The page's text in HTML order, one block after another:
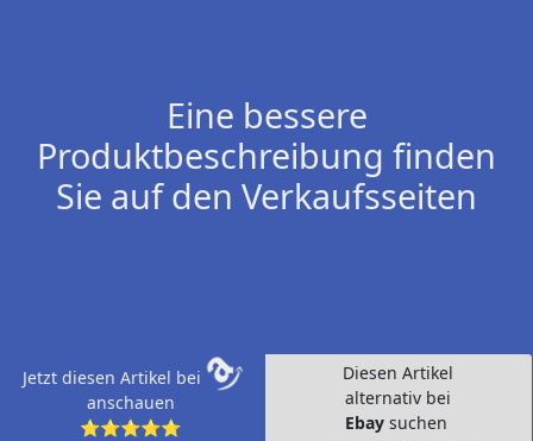
Eine bessere
Produktbeschreibung finden
Sie auf den Verkaufsseiten
Jetzt diesen Artikel bei
anschauen
⭐⭐⭐⭐⭐
Diesen Artikel
alternativ bei
Ebay suchen